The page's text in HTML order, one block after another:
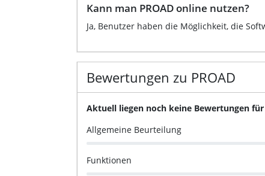
Kann man PROAD online nutzen?
Ja, Benutzer haben die Möglichkeit, die
Bewertungen zu PROAD
Aktuell liegen noch keine Bewertungen
Allgemeine Beurteilung
Funktionen